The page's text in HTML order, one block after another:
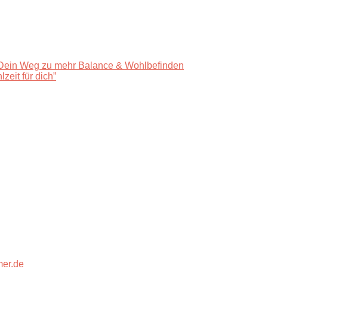
Weg zu mehr Balance & Wohlbefinden
für dich”